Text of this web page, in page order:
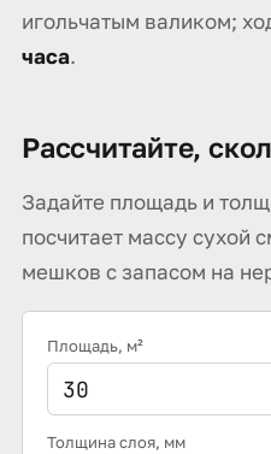
игольчатым валиком;
часа.
Рассчитайте,
Задайте площадь и
посчитает массу сухой
мешков с запасом на
Площадь, м²
Толщина слоя, мм